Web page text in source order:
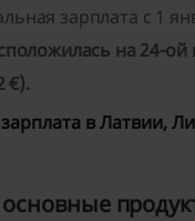
зарплата с 1
на 24-ой
€).
в Латвии,